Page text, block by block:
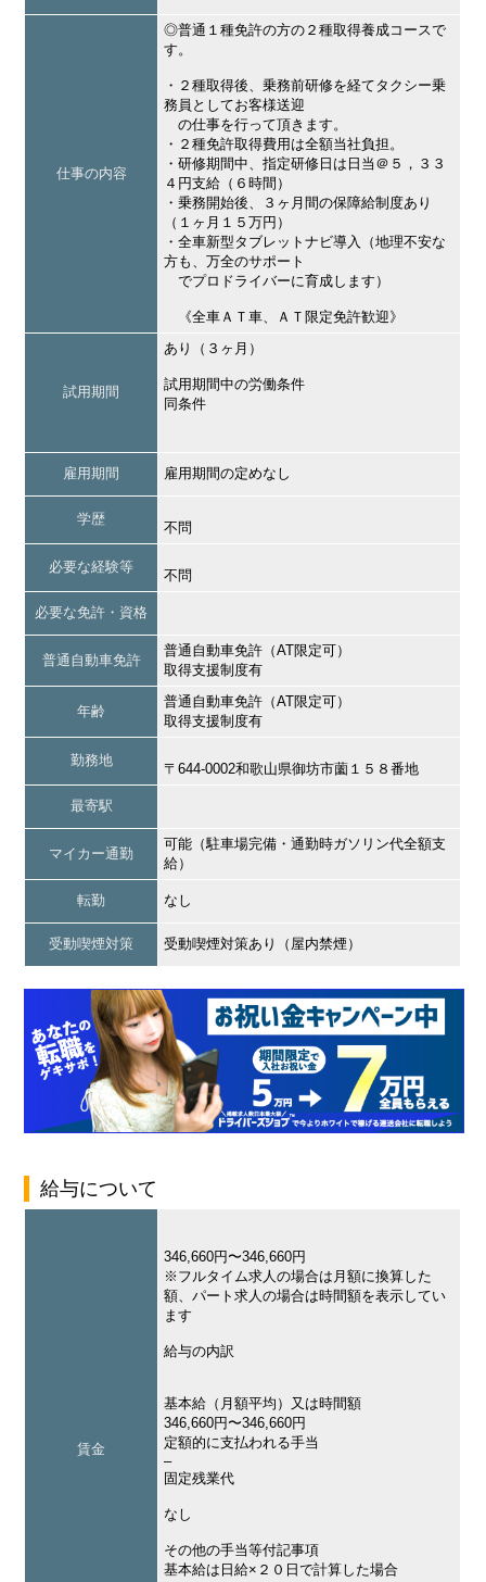
仕事の内容
◎普通１種免許の方の２種取得養成コースで
す。
・２種取得後、乗務前研修を経てタクシー乗
務員としてお客様送迎
の仕事を行って頂きます。
・２種免許取得費用は全額当社負担。
・研修期間中、指定研修日は日当＠５，３３
４円支給（６時間）
・乗務開始後、３ヶ月間の保障給制度あり
（１ヶ月１５万円）
・全車新型タブレットナビ導入（地理不安な
方も、万全のサポート
でプロドライバーに育成します）
《全車ＡＴ車、ＡＴ限定免許歓迎》
試用期間
あり（３ヶ月）
試用期間中の労働条件
同条件
雇用期間 雇用期間の定めなし
学歴
不問
必要な経験等
不問
必要な免許・資格
普通自動車免許
普通自動車免許（AT限定可）
取得支援制度有
年齢
普通自動車免許（AT限定可）
取得支援制度有
勤務地
〒644-0002和歌山県御坊市薗１５８番地
最寄駅
マイカー通勤
可能（駐車場完備・通勤時ガソリン代全額支
給）
転勤 なし
受動喫煙対策 受動喫煙対策あり（屋内禁煙）
給与について
賃金
346,660円〜346,660円
※フルタイム求人の場合は月額に換算した
額、パート求人の場合は時間額を表示してい
ます
給与の内訳
基本給（月額平均）又は時間額
346,660円〜346,660円
定額的に支払われる手当
–
固定残業代
なし
その他の手当等付記事項
基本給は日給×２０日で計算した場合